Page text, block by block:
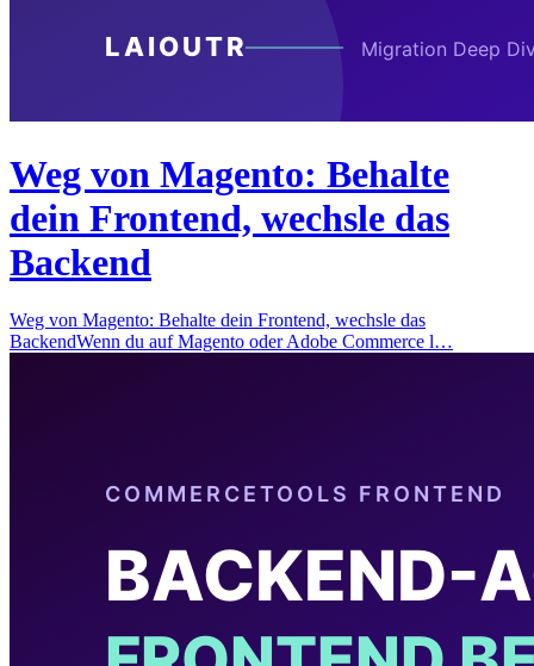
Weg von Magento: Behalte
dein Frontend, wechsle das
Backend
Weg von Magento: Behalte dein Frontend, wechsle das
BackendWenn du auf Magento oder Adobe Commerce l…